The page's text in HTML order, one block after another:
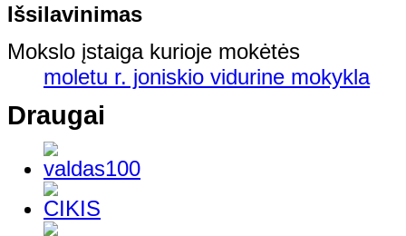
Išsilavinimas
Mokslo įstaiga kurioje mokėtės
moletu r. joniskio vidurine mokykla
Draugai